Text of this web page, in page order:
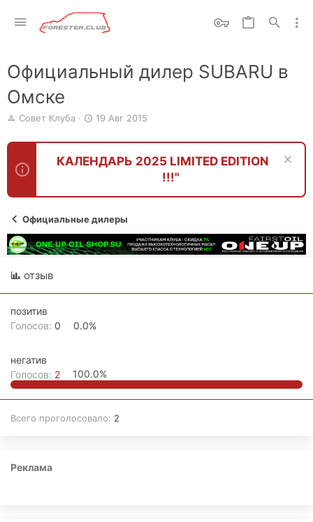
Официальный дилер SUBARU в
Омске
А
т
р
т
ы
Совет Клуба
Д
т
а
н
л
19 Авг 2015
КАЛЕНДАРЬ 2025 LIMITED EDITION
!!!"
Официальные дилеры
отзыв
позитив
Голосов: 0 0.0%
негатив
Голосов: 2 100.0%
Всего проголосовало 2
Реклама